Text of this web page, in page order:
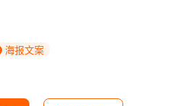
海报文案